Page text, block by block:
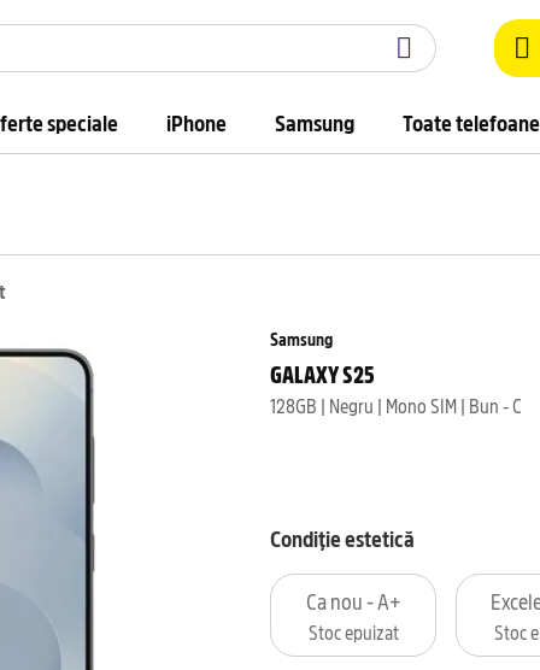
speciale iPhone Samsung Toate
Samsung
GALAXY S25
128GB | Negru | Mono SIM | Bun - C
Condiție estetică
Ca nou - A+
Stoc epuizat Stoc